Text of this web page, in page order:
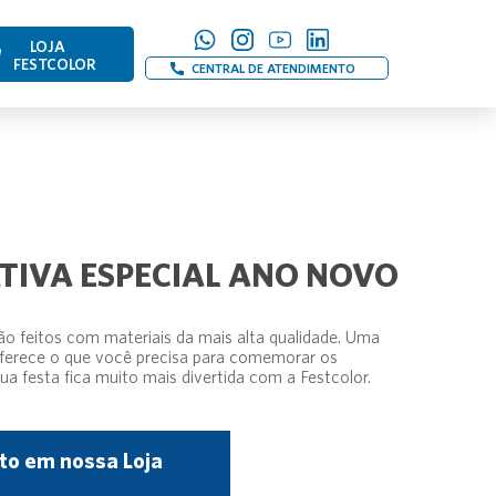
LOJA
FESTCOLOR
CENTRAL DE ATENDIMENTO
ESPECIAL ANO NOVO
feitos com materiais da mais alta qualidade. Uma
o que você precisa para comemorar os
festa fica muito mais divertida com a Festcolor.
em nossa Loja